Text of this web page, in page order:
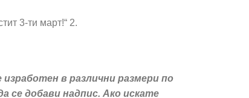
3-ти март!“ 2.
в различни размери по
се добави надпис. Ако искате